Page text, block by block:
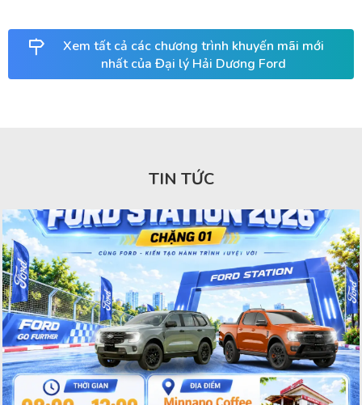
Xem tất cả các chương trình khuyến mãi mới
nhất của Đại lý Hải Dương Ford
TIN TỨC